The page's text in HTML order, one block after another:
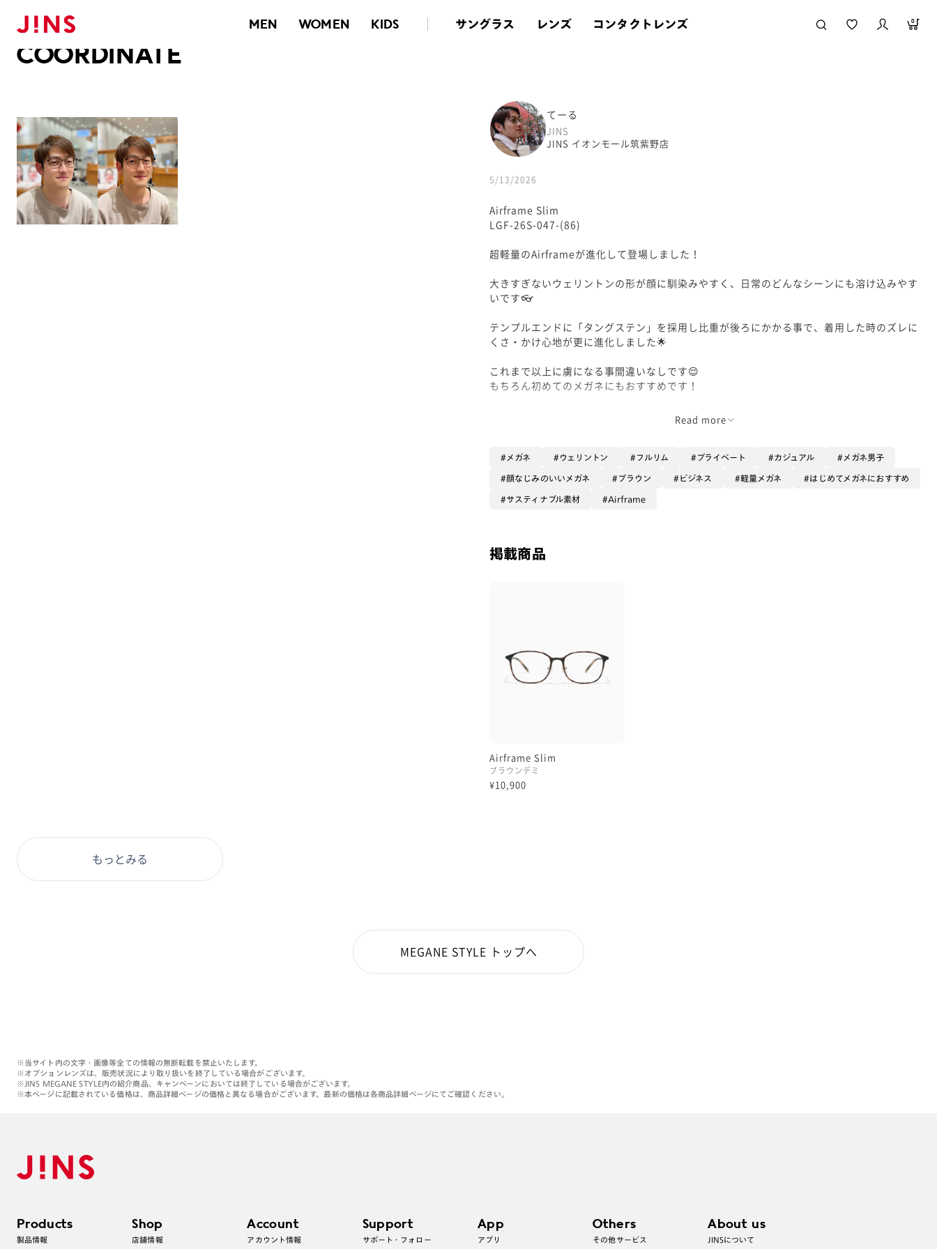
MEN WOMEN KIDS サングラス レンズ コンタクトレンズ 0
メガネのJINS TOP
COORDINATE
てーる
JINS
JINS イオンモール筑紫野店
5/13/2026
Airframe Slim
LGF-26S-047-(86)
超軽量のAirframeが進化して登場しました！
大きすぎないウェリントンの形が顔に馴染みやすく、日常のどんなシーンにも溶け込みやす
いです👓
テンプルエンドに「タングステン」を採用し比重が後ろにかかる事で、着用した時のズレに
くさ・かけ心地が更に進化しました🌟
これまで以上に虜になる事間違いなしです😌
もちろん初めてのメガネにもおすすめです！
女性向けの大きさではありますがお顔立ちがシャープな男性もかけやすいです☺️
Read more
メガネ ウェリントン フルリム プライベート カジュアル メガネ男子
顔なじみのいいメガネ ブラウン ビジネス 軽量メガネ はじめてメガネにおすすめ
サスティナブル素材 Airframe
掲載商品
Airframe Slim
ブラウンデミ
¥10,900
もっとみる
MEGANE STYLE トップへ
※当サイト内の文字・画像等全ての情報の無断転載を禁止いたします。
※オプションレンズは、販売状況により取り扱いを終了している場合がございます。
※JINS MEGANE STYLE内の紹介商品、キャンペーンにおいては終了している場合がございます。
※本ページに記載されている価格は、商品詳細ページの価格と異なる場合がございます。最新の価格は各商品詳細ページにてご確認ください。
Products
製品情報
Shop
店舗情報
Account
アカウント情報
Support
サポート・フォロー
App
アプリ
Others
その他サービス
About us
JINSについて